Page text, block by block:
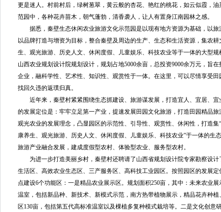
更是迷人。村前村后，绿树葱翠，黄云般的杏花、艳红的桃花，如云似霞，
范园中，各种花卉苗木，朝气蓬勃，清香袭人，让人有置身江南园林之感。
据悉，秦壁生态休闲农业旅游文化示范园是以现有地方资源为基础，以旅
以品牌打造与增资为目标，整合秦壁及周边的生产、生态和生活资源，集农
生、观光旅游、历史人文、休闲度假、儿童娱乐、科技农业等于一体的大型
山西农业规划设计院规划设计，规划占地5000余亩，总投资9000余万元，旨
企业，融科学性、艺术性、知识性、观赏性于一体。在这里，可以尽情享受
找回久违的返璞归真。
近年来，秦壁村紧紧围绕生态抓建设、旅游谋发展，打造宜人、宜居、宜
的发展定位是：牢牢立足第一产业，提速发展田园文化旅游，打造田园精品
观光农业的发展理念，凸显园区的示范性、引导性、观赏性、休闲性，打造
康养生、观光旅游、历史人文、休闲度假、儿童娱乐、科技农业”于一体的生
旅游产业融合发展，建成度假型农村、体验型农业、服务型农村。
为进一步打造美丽乡村，秦壁村还聘请了山西省规划设计院专家勘察设计
生活区、高效农业生态区、三产服务区、高科技工业园区。按照园区的发展
点建设6个功能区：一是精品农业展示区。规划面积250亩，其中：未来农业
温室，包括新品种、新技术、新模式示范，南方热带植物展示，精品花卉种
区130亩，包括第五代高标准温室以及棵植多复种模式栽培等。二是文化创意